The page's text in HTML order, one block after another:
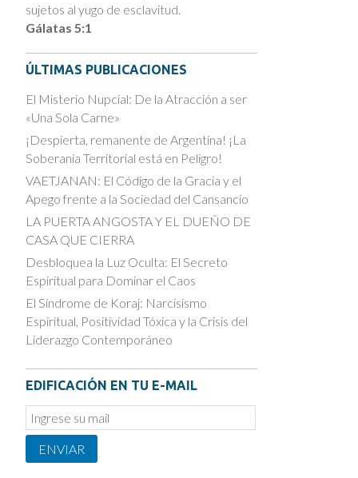
sujetos al yugo de esclavitud.
Gálatas 5:1
ÚLTIMAS PUBLICACIONES
El Misterio Nupcial: De la Atracción a ser
«Una Sola Carne»
¡Despierta, remanente de Argentina! ¡La
Soberanía Territorial está en Peligro!
VAETJANAN: El Código de la Gracia y el
Apego frente a la Sociedad del Cansancio
LA PUERTA ANGOSTA Y EL DUEÑO DE
CASA QUE CIERRA
Desbloquea la Luz Oculta: El Secreto
Espiritual para Dominar el Caos
El Síndrome de Koraj: Narcisismo
Espiritual, Positividad Tóxica y la Crisis del
Liderazgo Contemporáneo
EDIFICACIÓN EN TU E-MAIL
Email
Subscription
ENVIAR